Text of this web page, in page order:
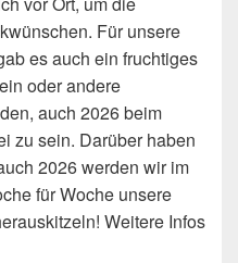
Für unsere
es auch ein fruchtiges
oder andere
auch 2026 beim
zu sein. Darüber haben
2026 werden wir im
für Woche unsere
Weitere Infos